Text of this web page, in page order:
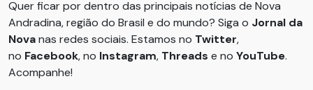
Quer ficar por dentro das principais notícias de Nova
Andradina, região do Brasil e do mundo? Siga o Jornal da
Novanas redes sociais. Estamos no Twitter,
no Facebook, no Instagram, Threads e no YouTube.
Acompanhe!